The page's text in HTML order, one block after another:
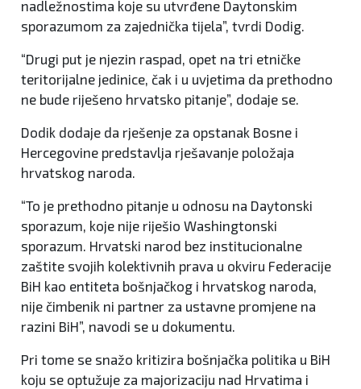
nadležnostima koje su utvrđene Daytonskim
sporazumom za zajednička tijela”, tvrdi Dodig.
“Drugi put je njezin raspad, opet na tri etničke
teritorijalne jedinice, čak i u uvjetima da prethodno
ne bude riješeno hrvatsko pitanje”, dodaje se.
Dodik dodaje da rješenje za opstanak Bosne i
Hercegovine predstavlja rješavanje položaja
hrvatskog naroda.
“To je prethodno pitanje u odnosu na Daytonski
sporazum, koje nije riješio Washingtonski
sporazum. Hrvatski narod bez institucionalne
zaštite svojih kolektivnih prava u okviru Federacije
BiH kao entiteta bošnjačkog i hrvatskog naroda,
nije čimbenik ni partner za ustavne promjene na
razini BiH”, navodi se u dokumentu.
Pri tome se snažo kritizira bošnjačka politika u BiH
koju se optužuje za majorizaciju nad Hrvatima i